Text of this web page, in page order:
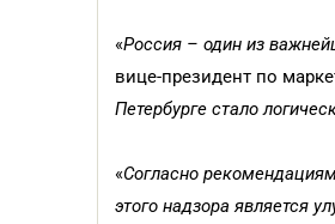
«Россия – один из
вице-президент по
Петербурге стало
«Согласно
этого надзора является